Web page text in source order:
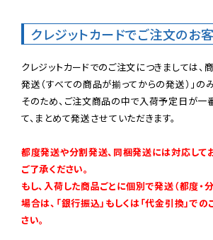
クレジットカードでご注文のお
クレジットカードでのご注文につきましては、
発送（すべての商品が揃ってからの発送）」の
そのため、ご注文商品の中で入荷予定日が一
て、まとめて発送させていただきます。
都度発送や分割発送、同梱発送には対応して
ご了承ください。
もし、入荷した商品ごとに個別で発送（都度・
場合は、「銀行振込」もしくは「代金引換」で
さい。